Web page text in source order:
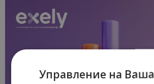
Управление на